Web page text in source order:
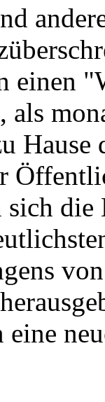
einen
als
Hause
sich